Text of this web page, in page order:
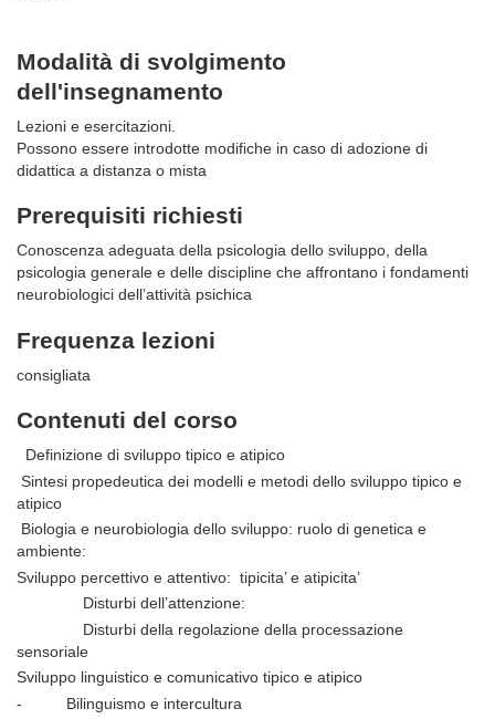
Modalità di svolgimento
dell'insegnamento
Lezioni e esercitazioni.
Possono essere introdotte modifiche in caso di adozione di
didattica a distanza o mista
Prerequisiti richiesti
Conoscenza adeguata della psicologia dello sviluppo, della
psicologia generale e delle discipline che affrontano i fondamenti
neurobiologici dell’attività psichica
Frequenza lezioni
consigliata
Contenuti del corso
Definizione di sviluppo tipico e atipico
Sintesi propedeutica dei modelli e metodi dello sviluppo tipico e
atipico
Biologia e neurobiologia dello sviluppo: ruolo di genetica e
ambiente:
Sviluppo percettivo e attentivo: tipicita’ e atipicita’
Disturbi dell’attenzione:
Disturbi della regolazione della processazione
sensoriale
Sviluppo linguistico e comunicativo tipico e atipico
-
Bilinguismo e intercultura